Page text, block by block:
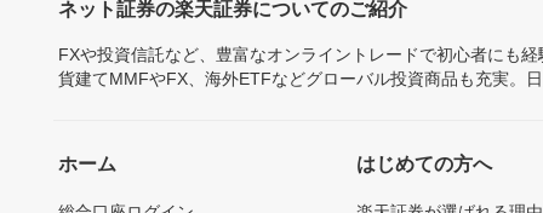
ネット証券の楽天証券についてのご紹介
FXや投資信託など、豊富なオンライントレードで初心者にも
貨建てMMFやFX、海外ETFなどグローバル投資商品も充実。
ホーム はじめての方へ